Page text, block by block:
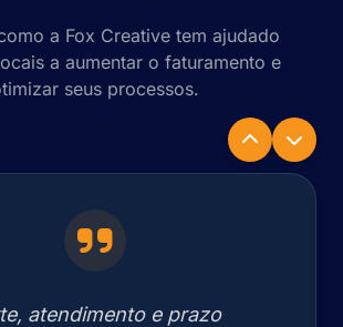
a Fox Creative tem ajudado
a aumentar o faturamento e
seus processos.
atendimento e prazo